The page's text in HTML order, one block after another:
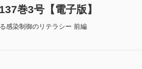
巻3号【電子版】
感染制御のリテラシー 前編